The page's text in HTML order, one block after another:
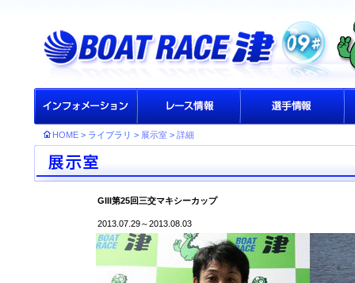
HOME > ライブラリ > 展示室 > 詳細
GIII第25回三交マキシーカップ
2013.07.29～2013.08.03